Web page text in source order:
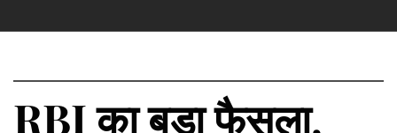
RBI का बड़ा फैसला,